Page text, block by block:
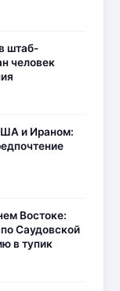
штаб-
человек
и Ираном:
Востоке:
Саудовской
в тупик